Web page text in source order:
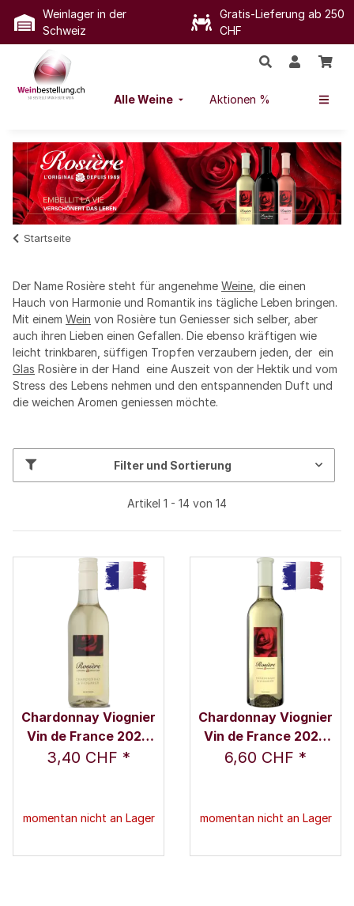
Weinlager in der
Schweiz
Gratis-Lieferung ab 250
CHF
Alle Weine Aktionen %
Startseite
Der Name Rosière steht für angenehme Weine , die einen
Hauch von Harmonie und Romantik ins tägliche Leben bringen.
Mit einem Wein von Rosière tun Geniesser sich selber, aber
auch ihren Lieben einen Gefallen. Die ebenso kräftigen wie
leicht trinkbaren, süffigen Tropfen verzaubern jeden, der  ein
Glas Rosière in der Hand  eine Auszeit von der Hektik und vom
Stress des Lebens nehmen und den entspannenden Duft und
die weichen Aromen geniessen möchte.
Filter und Sortierung
Artikel 1 - 14 von 14
Chardonnay Viognier
Vin de France 2024
0,25 l - Rosière
3,40 CHF *
momentan nicht an Lager
Chardonnay Viognier
Vin de France 2024
0,75 l - Rosière
6,60 CHF *
momentan nicht an Lager